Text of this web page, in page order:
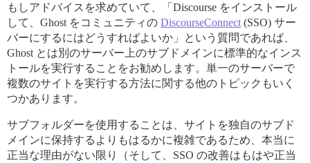
もしアドバイスを求めていて、「Discourse をインストール
して、Ghost をコミュニティの DiscourseConnect (SSO) サー
バーにするにはどうすればよいか」という質問であれば、
Ghost とは別のサーバー上のサブドメインに標準的なインス
トールを実行することをお勧めします。単一のサーバーで
複数のサイトを実行する方法に関する他のトピックもいく
つかあります。
サブフォルダーを使用することは、サイトを独自のサブド
メインに保持するよりもはるかに複雑であるため、本当に
正当な理由がない限り（そして、SSO の改善はもはや正当